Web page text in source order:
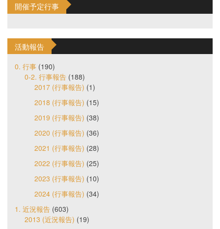
開催予定行事
活動報告
0. 行事 (190)
0-2. 行事報告 (188)
2017 (行事報告) (1)
2018 (行事報告) (15)
2019 (行事報告) (38)
2020 (行事報告) (36)
2021 (行事報告) (28)
2022 (行事報告) (25)
2023 (行事報告) (10)
2024 (行事報告) (34)
1. 近況報告 (603)
2013 (近況報告) (19)